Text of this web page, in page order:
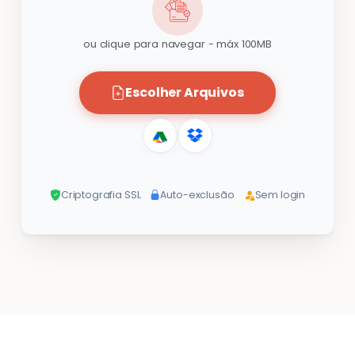
ou clique para navegar - máx 100MB
Escolher Arquivos
Criptografia SSL Auto-exclusão Sem login